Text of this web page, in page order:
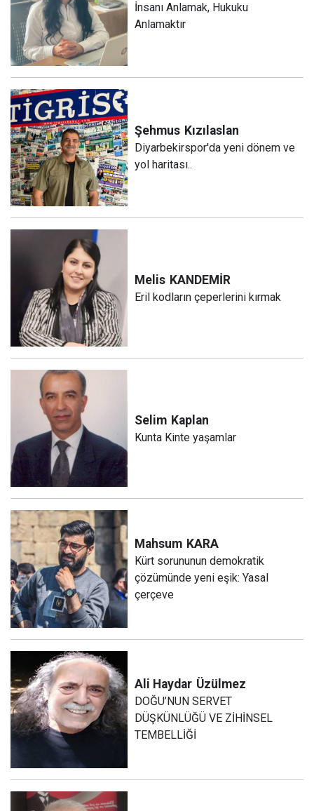
İnsanı Anlamak, Hukuku
Anlamaktır
Şehmus Kızılaslan
Diyarbekirspor'da yeni dönem ve
yol haritası..
Melis KANDEMİR
Eril kodların çeperlerini kırmak
Selim Kaplan
Kunta Kinte yaşamlar
Mahsum KARA
Kürt sorununun demokratik
çözümünde yeni eşik: Yasal
çerçeve
Ali Haydar Üzülmez
DOĞU’NUN SERVET
DÜŞKÜNLÜĞÜ VE ZİHİNSEL
TEMBELLİĞİ